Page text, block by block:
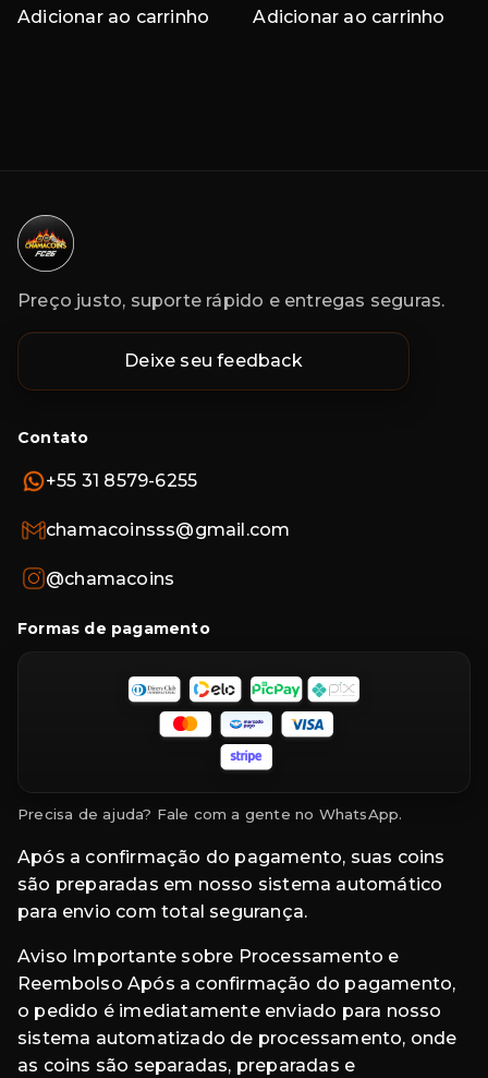
Adicionar ao carrinho Adicionar ao carrinho
Preço justo, suporte rápido e entregas seguras.
Deixe seu feedback
Contato
+55 31 8579-6255
chamacoinsss@gmail.com
@chamacoins
Formas de pagamento
Precisa de ajuda? Fale com a gente no WhatsApp.
Após a confirmação do pagamento, suas coins
são preparadas em nosso sistema automático
para envio com total segurança.
Aviso Importante sobre Processamento e
Reembolso Após a confirmação do pagamento,
o pedido é imediatamente enviado para nosso
sistema automatizado de processamento, onde
as coins são separadas, preparadas e